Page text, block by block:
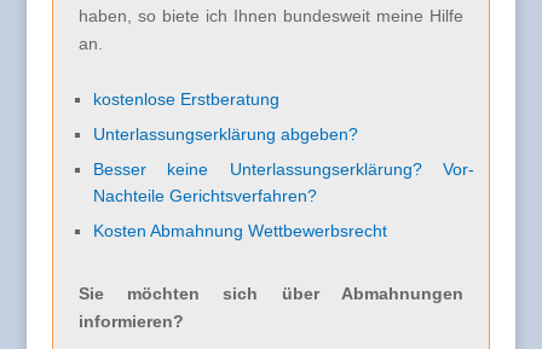
haben, so biete ich Ihnen bundesweit meine Hilfe
an.
kostenlose Erstberatung
Unterlassungserklärung abgeben?
Besser keine Unterlassungserklärung? Vor-
Nachteile Gerichtsverfahren?
Kosten Abmahnung Wettbewerbsrecht
Sie möchten sich über Abmahnungen
informieren?